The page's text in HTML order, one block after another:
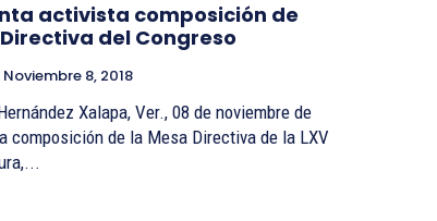
activista composición de
del Congreso
Noviembre 8, 2018
Ver., 08 de noviembre de
composición de la Mesa Directiva de la LXV